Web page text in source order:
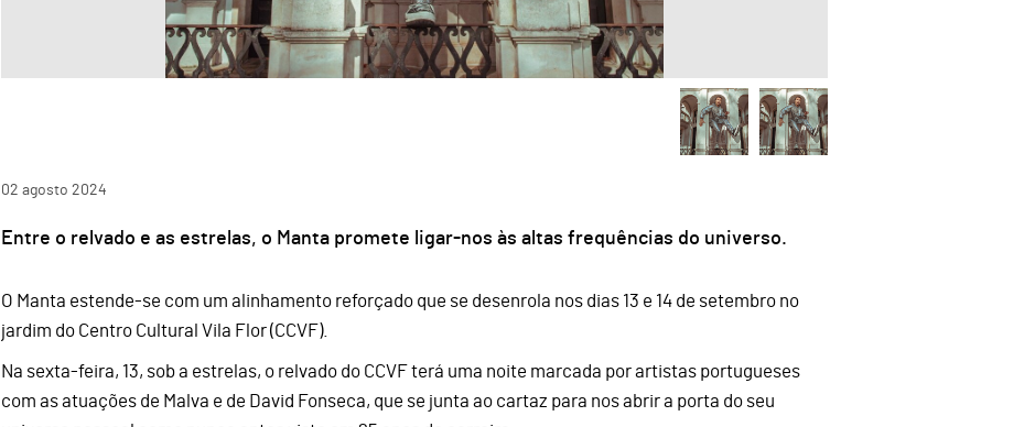
02 agosto 2024
Entre o relvado e as estrelas, o Manta promete ligar-nos às altas frequências do universo.
O Manta estende-se com um alinhamento reforçado que se desenrola nos dias 13 e 14 de setembro no
jardim do Centro Cultural Vila Flor (CCVF).
Na sexta-feira, 13, sob a estrelas, o relvado do CCVF terá uma noite marcada por artistas portugueses
com as atuações de Malva e de David Fonseca, que se junta ao cartaz para nos abrir a porta do seu